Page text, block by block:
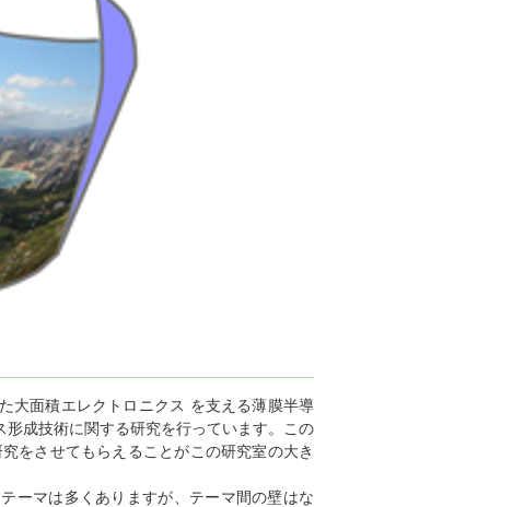
大面積エレクトロニクス を支える薄膜半導
成技術に関する研究を行っています。この
をさせてもらえることがこの研究室の大き
ーマは多くありますが、テーマ間の壁はな